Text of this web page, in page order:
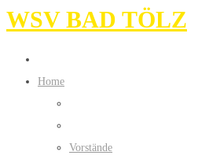
WSV BAD TÖLZ
Home
Vorstände